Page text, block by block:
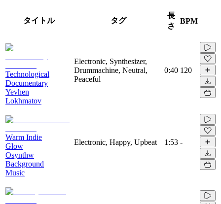
タイトル タグ
長
さ
BPM
Technological
Documentary
Yevhen
Lokhmatov
Electronic, Synthesizer,
Drummachine, Neutral,
Peaceful
0:40 120
Warm Indie
Glow
Osynthw
Background
Music
Electronic, Happy, Upbeat 1:53 -